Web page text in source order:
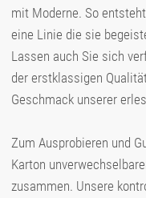
mit Moderne. So
eine Linie die sie
Lassen auch Sie sich
der erstklassigen
Geschmack unserer
Zum Ausprobieren und
Karton
zusammen. Unsere